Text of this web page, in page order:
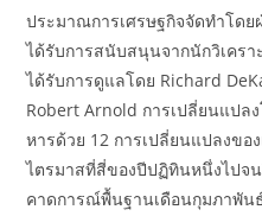
ประมาณการเศรษฐกิจจัดทำโดย
ได้รับการสนับสนุนจากนักวิเคร
ได้รับการดูแลโดย Richard
Robert Arnold การเปลี่ยนแปล
หารด้วย 12 การเปลี่ยนแปลงขอ
ไตรมาสที่สี่ของปีปฏิทินหนึ่งไปจ
คาดการณ์พื้นฐานเดือนกุมภาพัน